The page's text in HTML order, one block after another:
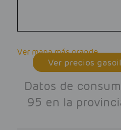
Ver mapa más grande
Ver precios
Datos de
95 en la